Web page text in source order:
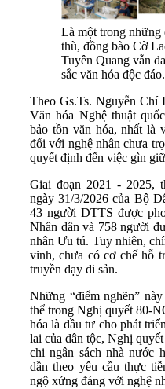
Là một trong những
thù, đồng bào Cờ
Tuyên Quang vẫn
sắc văn hóa độc
Theo Gs.Ts. Nguyễn Chí
Văn hóa Nghệ thuật
bảo tồn văn hóa, nhất là
đối với nghệ nhân chưa
quyết định đến việc gìn
Giai đoạn 2021 - 2025,
ngày 31/3/2026 của Bộ
43 người DTTS được
Nhân dân và 758 người
nhân Ưu tú. Tuy nhiên,
vinh, chưa có cơ chế hỗ
truyền dạy di sản.
Những “điểm nghẽn”
thể trong Nghị quyết 80-
hóa là đầu tư cho phát
lai của dân tộc, Nghị
chi ngân sách nhà nước
dần theo yêu cầu thực
ngộ xứng đáng với nghệ